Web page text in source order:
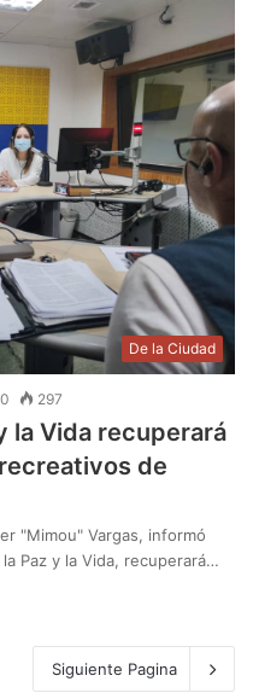
De la Ciudad
0 297
la Vida recuperará
de
"Mimou" Vargas, informó
Paz y la Vida, recuperará…
Siguiente Pagina